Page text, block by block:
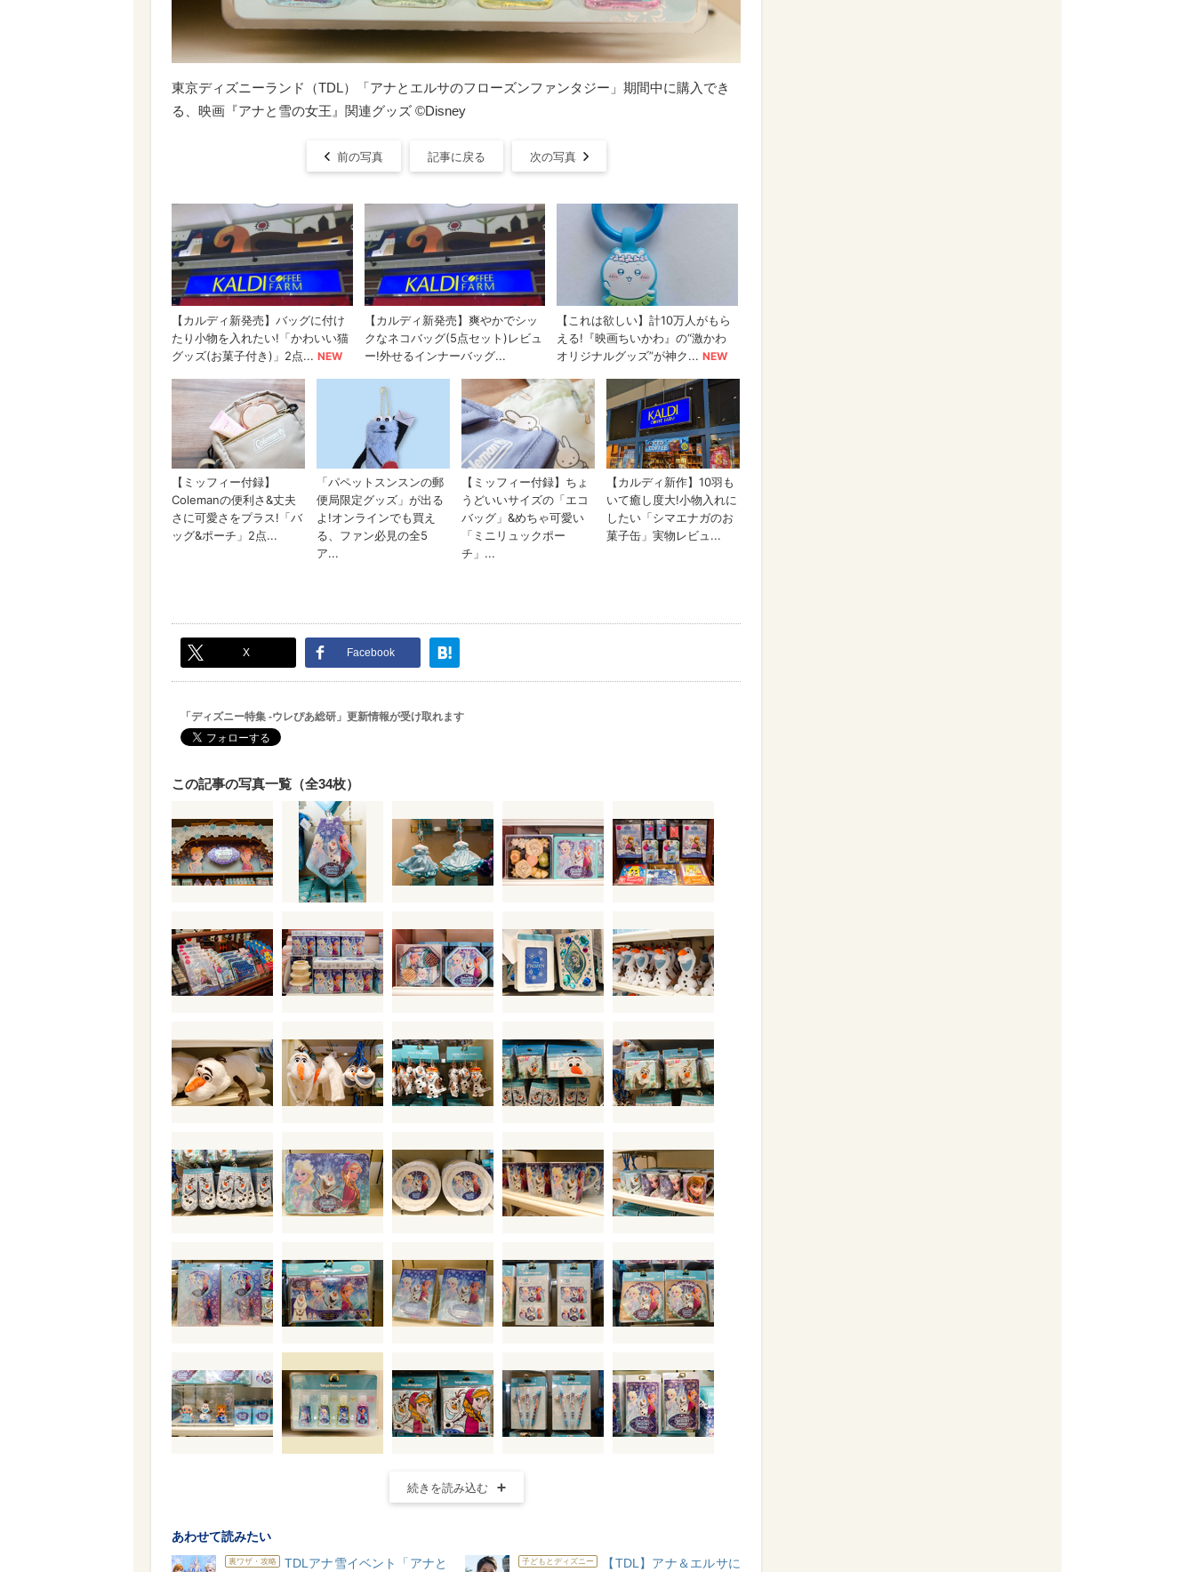
東京ディズニーランド（TDL）「アナとエルサのフローズンファンタジー」期間中に購入でき
る、映画『アナと雪の女王』関連グッズ ©Disney
前の写真 記事に戻る 次の写真
X Facebook
「ディズニー特集 -ウレぴあ総研」更新情報が受け取れます
この記事の写真一覧（全34枚）
続きを読み込む
あわせて読みたい
裏ワザ・攻略
TDLアナ雪イベント「アナと
子どもとディズニー
【TDL】アナ＆エルサに